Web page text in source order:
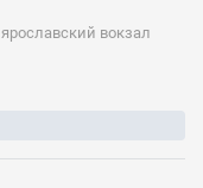
ярославский вокзал